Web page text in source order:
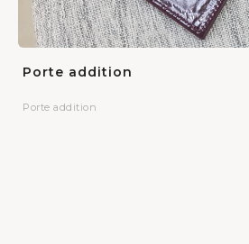
Porte addition
Porte addition